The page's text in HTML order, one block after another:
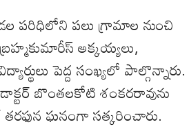
పరిధిలోని పలు గ్రామాల నుంచి
అక్కయ్యలు,
పెద్ద సంఖ్యలో పాల్గొన్నారు.
బొంతలకోటి శంకరరావును
ఘనంగా సత్కరించారు.